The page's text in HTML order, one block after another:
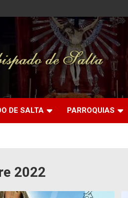
de Salta
DE SALTA PARROQUIAS
2022